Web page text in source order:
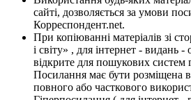
сайті, дозволяється за умови
Корреспондент.net.
При копіюванні матеріалів зі
і світу» , для інтернет - видань
відкрите для пошукових систем
Посилання має бути розміщена в
повного або часткового